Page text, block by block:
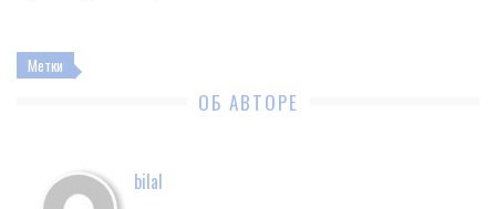
Метки
ОБ АВТОРЕ
bilal